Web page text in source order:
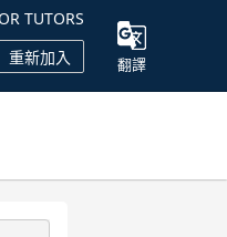
TUTORS
重新加入 翻譯